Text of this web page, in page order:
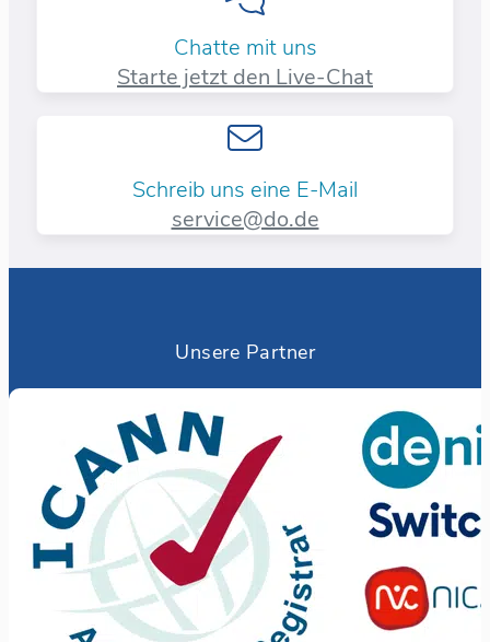
Chatte mit uns
Starte jetzt den Live-Chat
Schreib uns eine E-Mail
service@do.de
Unsere Partner